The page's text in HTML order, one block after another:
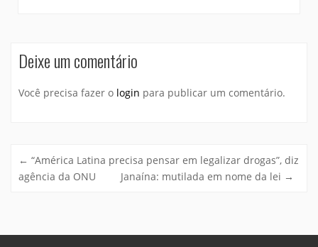
Deixe um comentário
Você precisa fazer o login para publicar um comentário.
← “América Latina precisa pensar em legalizar drogas”, diz
agência da ONU
Janaína: mutilada em nome da lei →